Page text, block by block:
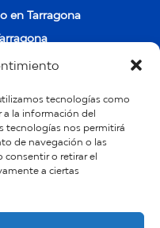
tecnologías como
a la información del
tecnologías nos permitirá
de navegación o las
consentir o retirar el
a ciertas
en Tarragona
en Cambrils
PROTECCIÓN DE